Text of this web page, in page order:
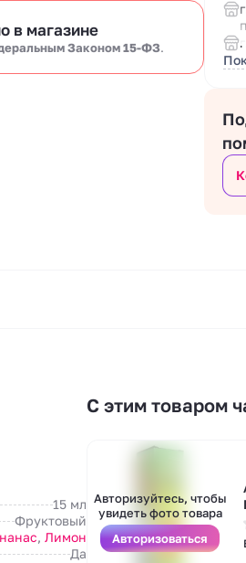
в магазине
Законом 15-ФЗ.
15 мл
Фруктовый
, Лимон
Да
С этим товаром
Авторизуйтесь, чтобы
увидеть фото товара
Авторизоваться